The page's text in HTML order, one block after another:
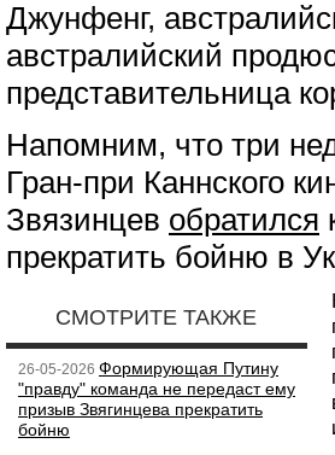
Джунфенг,
австралийский
представительница
Напомним, что три
Гран-при Каннского
Звязинцев обратился
прекратить бойню в
СМОТРИТЕ ТАКЖЕ
26-05-2026 Формирующая Путину
"правду" команда не передаст ему
призыв Звягинцева прекратить
бойню